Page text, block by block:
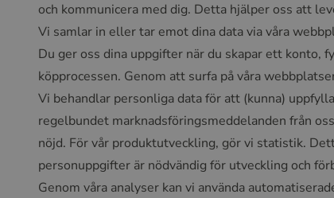
och kommunicera med dig. Detta hjälper oss att
Vi samlar in eller tar emot dina data via våra
Du ger oss dina uppgifter när du skapar ett
köpprocessen. Genom att surfa på våra
Vi behandlar personliga data för att (kunna)
regelbundet marknadsföringsmeddelanden från
nöjd. För vår produktutveckling, gör vi statistik.
personuppgifter är nödvändig för utveckling och
Genom våra analyser kan vi använda